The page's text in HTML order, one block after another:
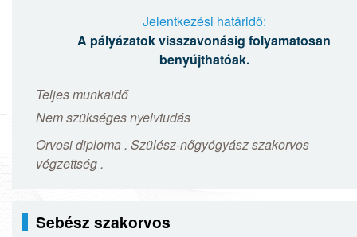
Jelentkezési határidő:
A pályázatok visszavonásig folyamatosan
benyújthatóak.
Teljes munkaidő
Nem szükséges nyelvtudás
Orvosi diploma . Szülész-nőgyógyász szakorvos
végzettség .
Sebész szakorvos